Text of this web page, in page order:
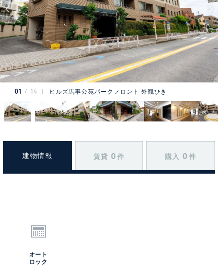
01 14 ヒルズ馬事公苑パークフロント 外観ひき
建物情報 賃貸 0 件 購入 0 件
オート
ロック